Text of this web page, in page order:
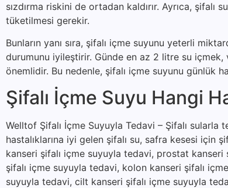
sızdırma riskini de ortadan kaldırır. Ayrıca,
tüketilmesi gerekir.
Bunların yanı sıra, şifalı içme suyunu yeterli
durumunu iyileştirir. Günde en az 2 litre su içmek,
önemlidir. Bu nedenle, şifalı içme suyunu günlük
Şifalı İçme Suyu Hangi
Welltof Şifalı İçme Suyuyla Tedavi – Şifalı
hastalıklarına iyi gelen şifalı su, safra kesesi için
kanseri şifalı içme suyuyla tedavi, prostat
şifalı içme suyuyla tedavi, kolon kanseri şifalı
suyuyla tedavi, cilt kanseri şifalı içme suyuyla